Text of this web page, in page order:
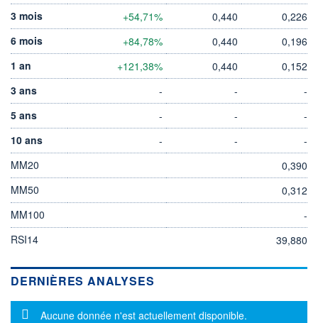
3 mois
+54,71% 0,440
0,226
6 mois
+84,78% 0,440
0,196
1 an
+121,38% 0,440
0,152
3 ans
- -
-
5 ans
- -
-
10 ans
- -
-
MM20
0,390
MM50
0,312
MM100
-
RSI14
39,880
DERNIÈRES ANALYSES
Message d'information
Aucune donnée n'est actuellement disponible.